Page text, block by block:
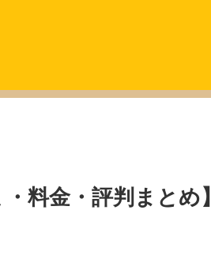
料金・評判まとめ】